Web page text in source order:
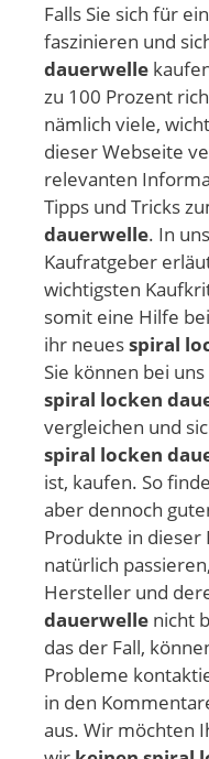
Falls Sie sich für ein
faszinieren und
dauerwelle
zu 100 Prozent
nämlich viele,
dieser Webseite
relevanten
Tipps und Tricks
dauerwelle. In
Kaufratgeber
wichtigsten
somit eine Hilfe
ihr neuesspiral
Sie können bei
spiral locken
vergleichen und
spiral locken
ist, kaufen. So
aber dennoch
Produkte in dieser
natürlich
Hersteller und
dauerwelle nicht
das der Fall,
Probleme
in den
aus. Wir möchten